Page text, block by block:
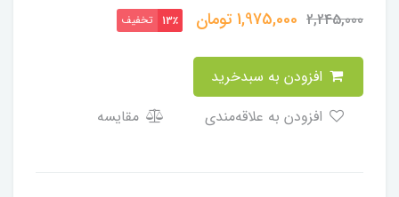
2,245,000
1,975,000تومان 13٪ تخفیف
مقایسه